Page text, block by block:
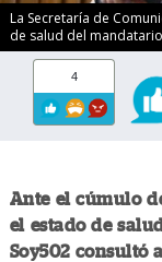
La Secretaría de
de salud del
4
Ante el cúmulo
el estado de
Soy502 consultó